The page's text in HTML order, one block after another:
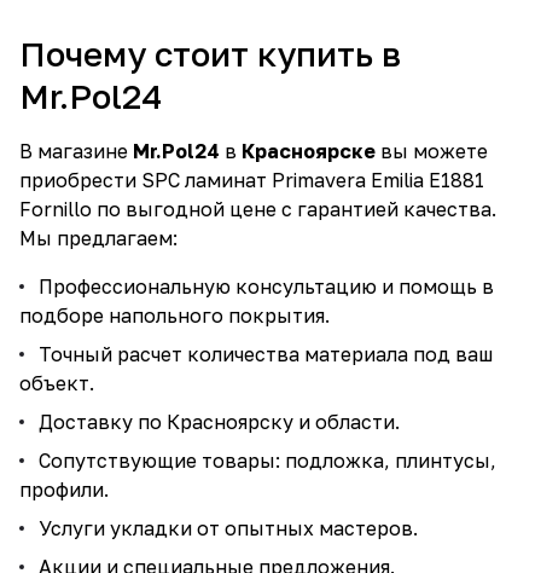
Почему стоит купить в
Mr.Pol24
В магазине Mr.Pol24 в Красноярске вы можете
приобрести SPC ламинат Primavera Emilia E1881
Fornillo по выгодной цене с гарантией качества.
Мы предлагаем:
Профессиональную консультацию и помощь в
подборе напольного покрытия.
Точный расчет количества материала под ваш
объект.
Доставку по Красноярску и области.
Сопутствующие товары: подложка, плинтусы,
профили.
Услуги укладки от опытных мастеров.
Акции и специальные предложения.